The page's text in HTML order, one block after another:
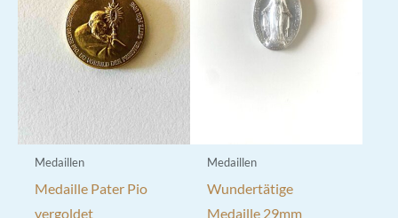
Optionen
können
werden
Medaillen
Medaille Pater Pio
vergoldet
Medaillen
Wundertätige
Medaille 29mm